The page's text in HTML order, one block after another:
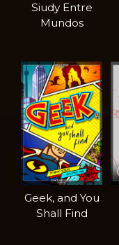
Siudy Entre
Mundos
Geek, and You
Shall Find